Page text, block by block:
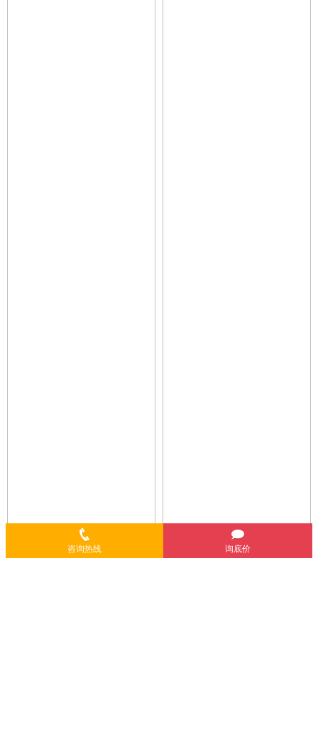
咨询热线 询底价